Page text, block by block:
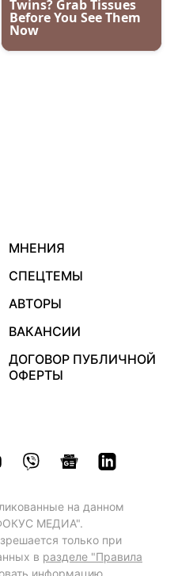
МНЕНИЯ
СПЕЦТЕМЫ
АВТОРЫ
ВАКАНСИИ
ДОГОВОР ПУБЛИЧНОЙ
ОФЕРТЫ
на данном
МЕДИА".
только при
в разделе "Правила
информацию,